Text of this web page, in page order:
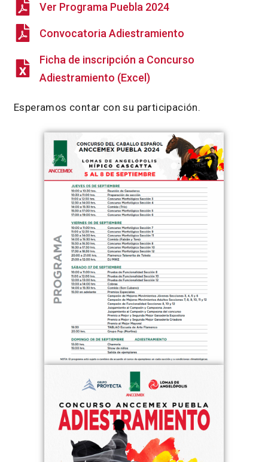
Ver Programa Puebla 2024
Convocatoria Adiestramiento
Ficha de inscripción a Concurso
Adiestramiento (Excel)
Esperamos contar con su participación.